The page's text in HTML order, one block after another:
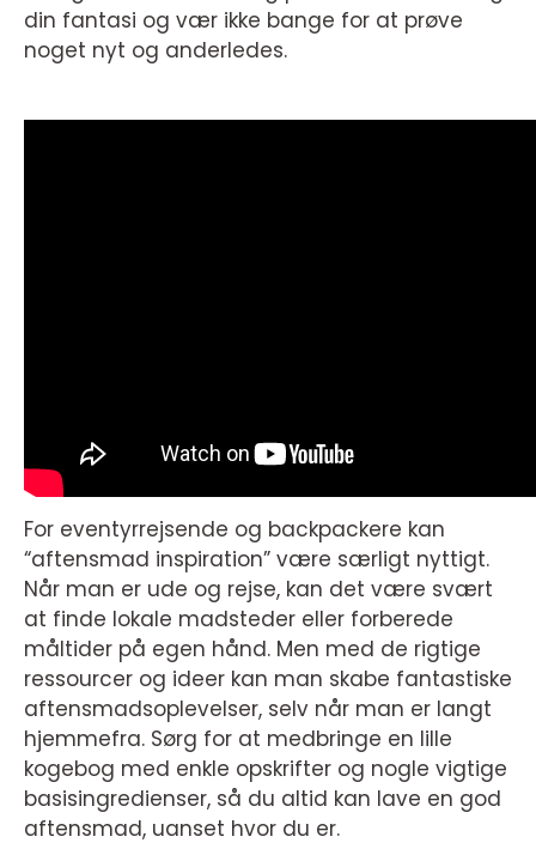
din fantasi og vær ikke bange for at prøve
noget nyt og anderledes.
For eventyrrejsende og backpackere kan
“aftensmad inspiration” være særligt nyttigt.
Når man er ude og rejse, kan det være svært
at finde lokale madsteder eller forberede
måltider på egen hånd. Men med de rigtige
ressourcer og ideer kan man skabe fantastiske
aftensmadsoplevelser, selv når man er langt
hjemmefra. Sørg for at medbringe en lille
kogebog med enkle opskrifter og nogle vigtige
basisingredienser, så du altid kan lave en god
aftensmad, uanset hvor du er.